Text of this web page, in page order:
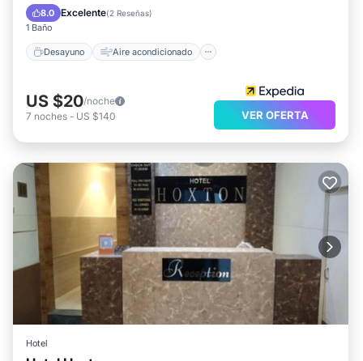
8.0 Excelente(2 Reseñas)
1 Baño
Desayuno Aire acondicionado
Internet
Apto para niños
US $20/noche
7 noches - US $140 VER OFERTA
Hotel